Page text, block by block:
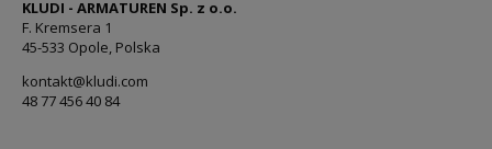
KLUDI - ARMATUREN Sp. z o.o.
F. Kremsera 1
45-533 Opole, Polska
kontakt@kludi.com
48 77 456 40 84